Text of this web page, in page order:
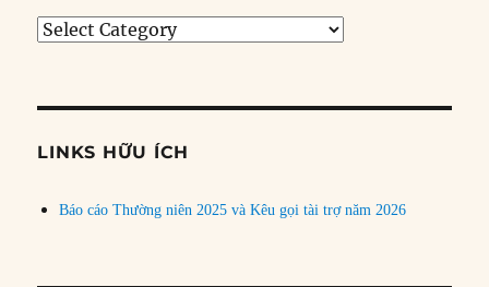
Tìm
đề
LINKS HỮU ÍCH
Báo cáo Thường niên 2025 và Kêu gọi tài trợ năm 2026